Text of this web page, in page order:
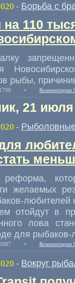
- Борьба с
110
рыбы,
• Комментарии
21 июля
-
,
желаемых
любителей
отойдут в
лова
для
• Комментарии
- Вокруг